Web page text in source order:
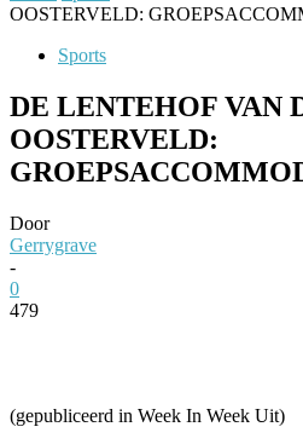
OOSTERVELD:
Sports
DE LENTEHOF VAN
OOSTERVELD:
Door
Gerrygrave
-
0
479
(gepubliceerd in Week In Week Uit)